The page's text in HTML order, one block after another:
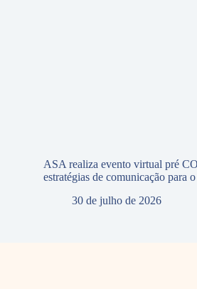
ASA realiza evento virtual pré
estratégias de comunicação para
30 de julho de 2026